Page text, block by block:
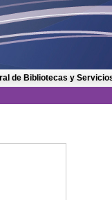
de Bibliotecas y